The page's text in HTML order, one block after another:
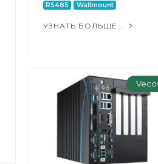
RS485 Wallmount
УЗНАТЬ БОЛЬШЕ...